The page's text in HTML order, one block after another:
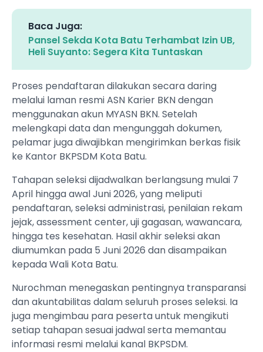
Baca Juga:
Pansel Sekda Kota Batu Terhambat Izin UB,
Heli Suyanto: Segera Kita Tuntaskan
Proses pendaftaran dilakukan secara daring
melalui laman resmi ASN Karier BKN dengan
menggunakan akun MYASN BKN. Setelah
melengkapi data dan mengunggah dokumen,
pelamar juga diwajibkan mengirimkan berkas fisik
ke Kantor BKPSDM Kota Batu.
Tahapan seleksi dijadwalkan berlangsung mulai 7
April hingga awal Juni 2026, yang meliputi
pendaftaran, seleksi administrasi, penilaian rekam
jejak, assessment center, uji gagasan, wawancara,
hingga tes kesehatan. Hasil akhir seleksi akan
diumumkan pada 5 Juni 2026 dan disampaikan
kepada Wali Kota Batu.
Nurochman menegaskan pentingnya transparansi
dan akuntabilitas dalam seluruh proses seleksi. Ia
juga mengimbau para peserta untuk mengikuti
setiap tahapan sesuai jadwal serta memantau
informasi resmi melalui kanal BKPSDM.